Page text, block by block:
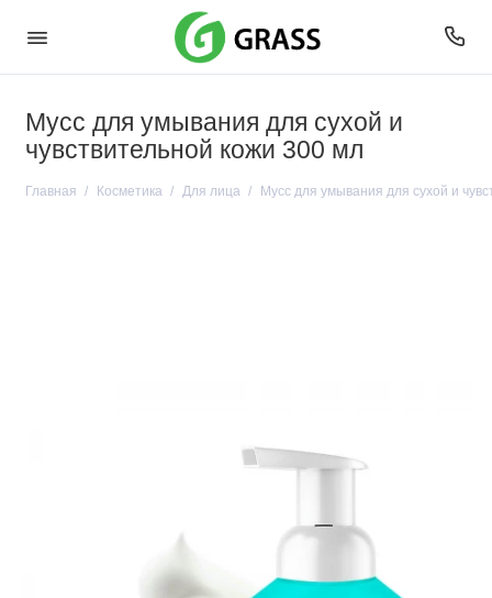
Мусс для умывания для сухой и
чувствительной кожи 300 мл
Главная Косметика Для лица Мусс для умывания для сухой и